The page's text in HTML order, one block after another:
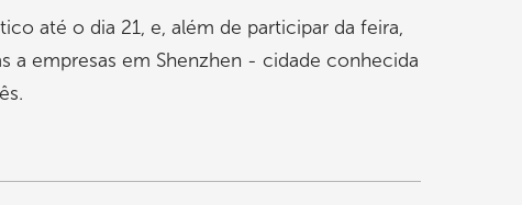
até o dia 21, e, além de participar da feira,
a empresas em Shenzhen - cidade conhecida